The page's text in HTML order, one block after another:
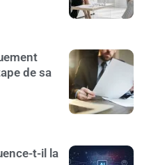
de sa
t-il la